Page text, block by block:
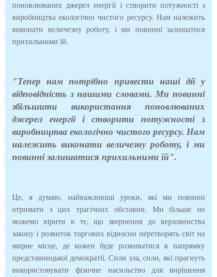
поновлюваних джерел енергії і створити потужності з
виробництва екологічно чистого ресурсу. Нам належить
виконати величезну роботу, і ми повинні залишатися
прихильними їй.
"Тепер нам потрібно привести наші дії у
відповідність з нашими словами. Ми повинні
збільшити використання поновлюваних
джерел енергії і створити потужності з
виробництва екологічно чистого ресурсу. Нам
належить виконати величезну роботу, і ми
повинні залишатися прихильними їй".
Це, я думаю, найважливіші уроки, які ми повинні
отримати з цих трагічних обставин. Ми більше не
можемо вірити в те, що звернення до верховенства
закону і розвиток торгових відносин перетворять світ на
мирне місце, де кожен буде розвиватися в напрямку
представницької демократії. Сили зла, сили, які прагнуть
використовувати фізичне насильство для вирішення